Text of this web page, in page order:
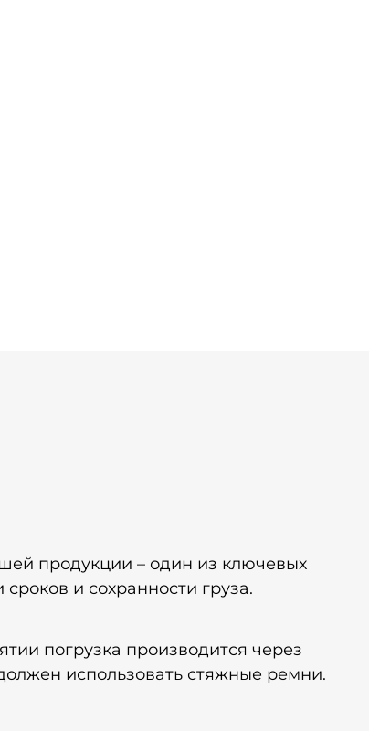
продукции – один из ключевых
и сохранности груза.
погрузка производится через
использовать стяжные ремни.